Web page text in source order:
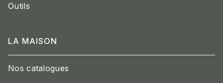
Outils
LA MAISON
Nos catalogues